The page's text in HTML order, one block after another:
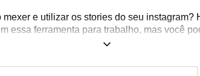
e utilizar os stories do seu instagram?
essa ferramenta para trabalho, mas você
acrescentar de gifs à templates com essas